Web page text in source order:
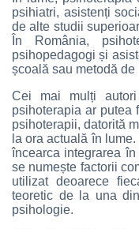
psihiatri, asistenți
de alte studii
În România,
psihopedagogi și
școală sau metodă de
Cei mai mulți
psihoterapia ar putea
psihoterapii, datorită
la ora actuală în
încearca integrarea
se numește factorii
utilizat deoarece
teoretic de la una
psihologie.